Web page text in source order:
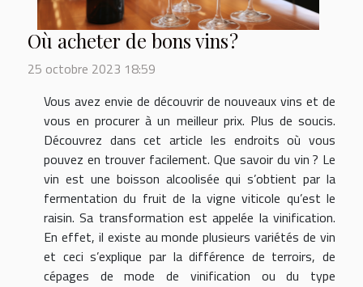
Où acheter de bons vins ?
25 octobre 2023 18:59
Vous avez envie de découvrir de nouveaux vins et de
vous en procurer à un meilleur prix. Plus de soucis.
Découvrez dans cet article les endroits où vous
pouvez en trouver facilement. Que savoir du vin ? Le
vin est une boisson alcoolisée qui s’obtient par la
fermentation du fruit de la vigne viticole qu’est le
raisin. Sa transformation est appelée la vinification.
En effet, il existe au monde plusieurs variétés de vin
et ceci s’explique par la différence de terroirs, de
cépages de mode de vinification ou du type